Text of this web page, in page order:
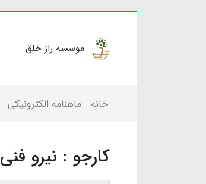
موسسه راز خلق
خانه ماهنامه الکترونیکی
کارجو : نیرو فنی